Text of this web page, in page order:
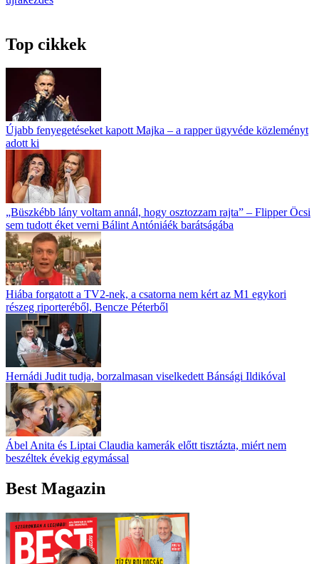
Top cikkek
Újabb fenyegetéseket kapott Majka – a rapper ügyvéde közleményt
adott ki
„Büszkébb lány voltam annál, hogy osztozzam rajta” – Flipper Öcsi
sem tudott éket verni Bálint Antóniáék barátságába
Hiába forgatott a TV2-nek, a csatorna nem kért az M1 egykori
részeg riporteréből, Bencze Péterből
Hernádi Judit tudja, borzalmasan viselkedett Bánsági Ildikóval
Ábel Anita és Liptai Claudia kamerák előtt tisztázta, miért nem
beszéltek évekig egymással
Best Magazin